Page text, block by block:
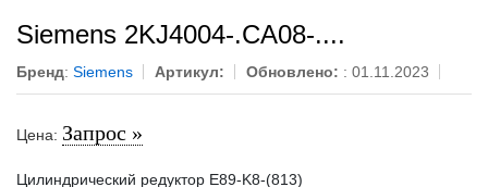
Siemens 2KJ4004-.CA08-....
Бренд: Siemens Артикул: Обновлено: : 01.11.2023
Цена: Запрос »
Цилиндрический редуктор E89-K8-(813)